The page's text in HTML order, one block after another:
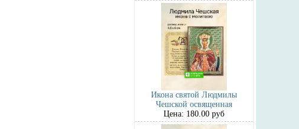
Икона святой Людмилы
Чешской освященная
Цена: 180.00 руб